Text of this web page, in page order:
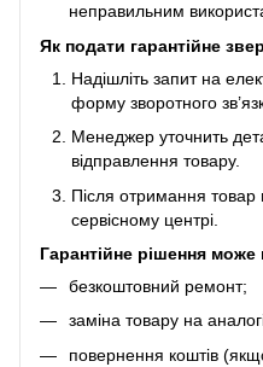
неправильним
Як подати гарантійне
Надішліть запит на
форму зворотного
Менеджер уточнить
відправлення товару.
Після отримання товар
сервісному центрі.
Гарантійне рішення
безкоштовний ремонт;
заміна товару на
повернення коштів